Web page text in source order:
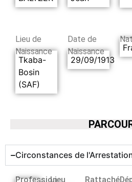
Lieu de
Naissance
Tkaba-
Bosin
(SAF)
Date de
Naissance
29/09/1913
Circonstances de
ProfessionLieu
Rattaché